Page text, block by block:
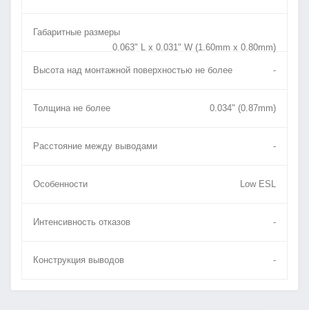
Габаритные размеры
0.063" L x 0.031" W (1.60mm x 0.80mm)
Высота над монтажной поверхностью не более -
Толщина не более 0.034" (0.87mm)
Расстояние между выводами -
Особенности Low ESL
Интенсивность отказов -
Конструкция выводов -